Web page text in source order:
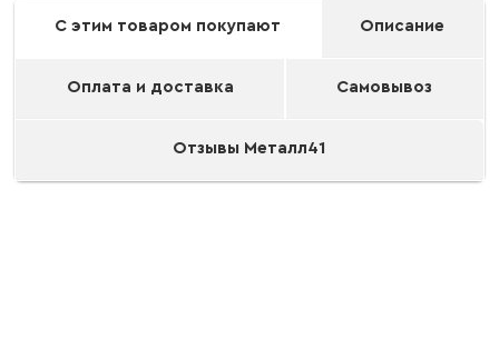
С этим товаром покупают Описание
Оплата и доставка Самовывоз
Отзывы Металл41